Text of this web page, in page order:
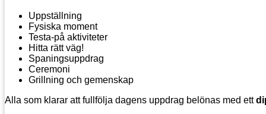
Uppställning
Fysiska moment
Testa-på aktiviteter
Hitta rätt väg!
Spaningsuppdrag
Ceremoni
Grillning och gemenskap
Alla som klarar att fullfölja dagens uppdrag belönas med ett